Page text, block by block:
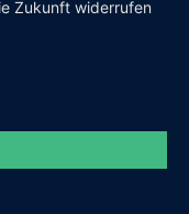
Zukunft widerrufen